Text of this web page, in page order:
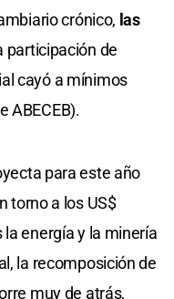
crónico, las
participación de
cayó a mínimos
ABECEB).
para este año
torno a los US$
energía y la minería
la recomposición de
muy de atrás,